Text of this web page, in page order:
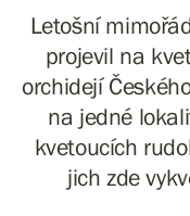
Letošní
projevil na
orchidejí
na jedné
kvetoucích
jich zde